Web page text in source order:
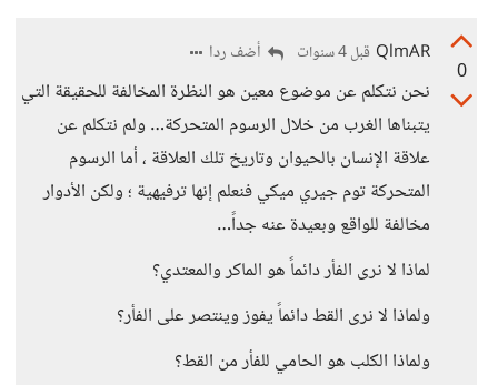
0
QlmAR قبل 4 سنوات أضف ردا
نحن نتكلم عن موضوع معين هو النظرة المخالفة للحقيقة التي
يتبناها الغرب من خلال الرسوم المتحركة… ولم نتكلم عن
علاقة الإنسان بالحيوان وتاريخ تلك العلاقة ، أما الرسوم
المتحركة توم جيري ميكي فنعلم إنها ترفيهية ؛ ولكن الأدوار
مخالفة للواقع وبعيدة عنه جداً…
لماذا لا نرى الفأر دائماً هو الماكر والمعتدي؟
ولماذا لا نرى القط دائماً يفوز وينتصر على الفأر؟
ولماذا الكلب هو الحامي للفأر من القط؟